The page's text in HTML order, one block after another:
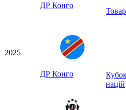
ДР Конго
2025
ДР Конго
націй